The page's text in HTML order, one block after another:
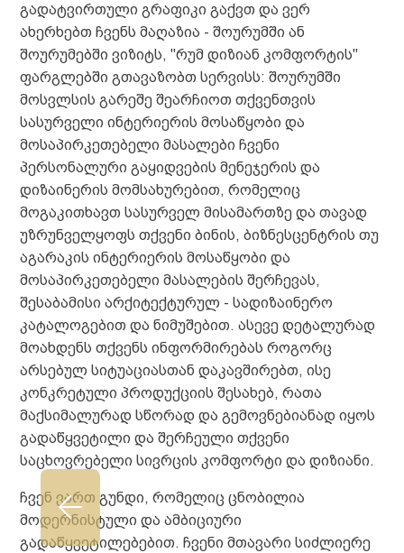
გადატვირთული გრაფიკი გაქვთ და ვერ
ახერხებთ ჩვენს მაღაზია - შოურუმში ან
შოურუმებში ვიზიტს, "რუმ დიზიან კომფორტის"
ფარგლებში გთავაზობთ სერვისს: შოურუმში
მოსვლსის გარეშე შეარჩიოთ თქვენთვის
სასურველი ინტერიერის მოსაწყობი და
მოსაპირკეთებელი მასალები ჩვენი
პერსონალური გაყიდვების მენეჯერის და
დიზაინერის მომსახურებით, რომელიც
მოგაკითხავთ სასურველ მისამართზე და თავად
უზრუნველყოფს თქვენი ბინის, ბიზნესცენტრის თუ
აგარაკის ინტერიერის მოსაწყობი და
მოსაპირკეთებელი მასალების შერჩევას,
შესაბამისი არქიტექტურულ - სადიზაინერო
კატალოგებით და ნიმუშებით. ასევე დეტალურად
მოახდენს თქვენს ინფორმირებას როგორც
არსებულ სიტუაციასთან დაკავშირებთ, ისე
კონკრეტული პროდუქციის შესახებ, რათა
მაქსიმალურად სწორად და გემოვნებიანად იყოს
გადაწყვეტილი და შერჩეული თქვენი
საცხოვრებელი სივრცის კომფორტი და დიზიანი.
ჩვენ ვართ გუნდი, რომელიც ცნობილია
მოდერნისტული და ამბიციური
გადაწყვეტილებებით. ჩვენი მთავარი სიძლიერე